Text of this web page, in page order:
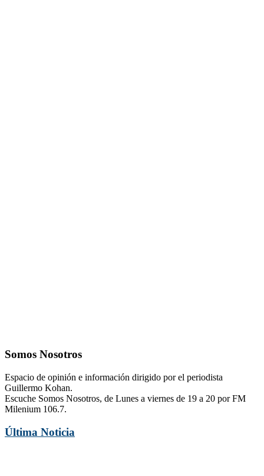
Somos Nosotros
Espacio de opinión e información dirigido por el periodista
Guillermo Kohan.
Escuche Somos Nosotros, de Lunes a viernes de 19 a 20 por FM
Milenium 106.7.
Última Noticia